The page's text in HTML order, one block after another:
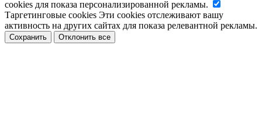
cookies для показа персонализированной рекламы.
Таргетинговые cookies Эти cookies отслеживают вашу
активность на других сайтах для показа релевантной рекламы.
Сохранить Отклонить все